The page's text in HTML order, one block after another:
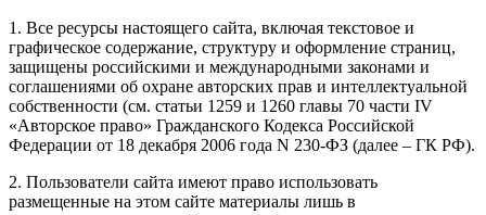
1. Все ресурсы настоящего сайта, включая текстовое и
графическое содержание, структуру и оформление страниц,
защищены российскими и международными законами и
соглашениями об охране авторских прав и интеллектуальной
собственности (см. статьи 1259 и 1260 главы 70 части IV
«Авторское право» Гражданского Кодекса Российской
Федерации от 18 декабря 2006 года N 230-ФЗ (далее – ГК РФ).
2. Пользователи сайта имеют право использовать
размещенные на этом сайте материалы лишь в